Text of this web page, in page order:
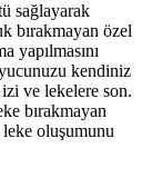
sağlayarak
bırakmayan özel
yapılmasını
kendiniz
ve lekelere son.
bırakmayan
oluşumunu